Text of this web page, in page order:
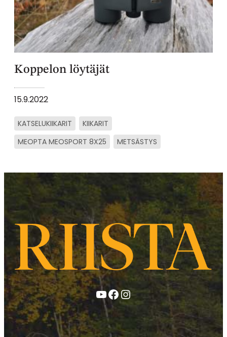
Koppelon löytäjät
15.9.2022
KATSELUKIIKARIT
KIIKARIT
MEOPTA MEOSPORT 8X25
METSÄSTYS
YouTube
Facebook
Instagram